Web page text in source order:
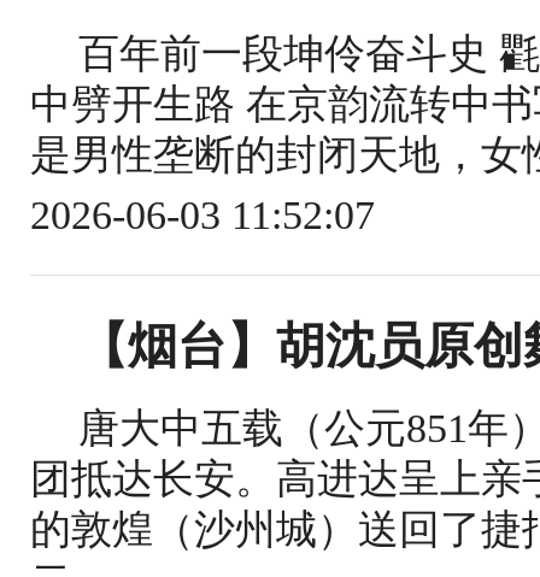
百年前一段坤伶奋斗史
中劈开生路 在京韵流转中
是男性垄断的封闭天地，
2026-06-03 11:52:07
【烟台】胡沈员原
唐大中五载（公元851年
团抵达长安。高进达呈上
的敦煌（沙州城）送回了